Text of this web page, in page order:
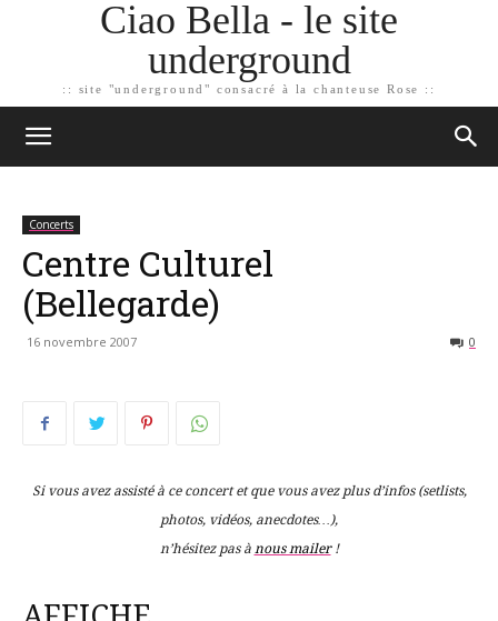
Ciao Bella - le site
underground
:: site "underground" consacré à la chanteuse Rose ::
Concerts
Centre Culturel
(Bellegarde)
16 novembre 2007 0
Si vous avez assisté à ce concert et que vous avez plus d’infos (setlists,
photos, vidéos, anecdotes…),
n’hésitez pas à nous mailer!